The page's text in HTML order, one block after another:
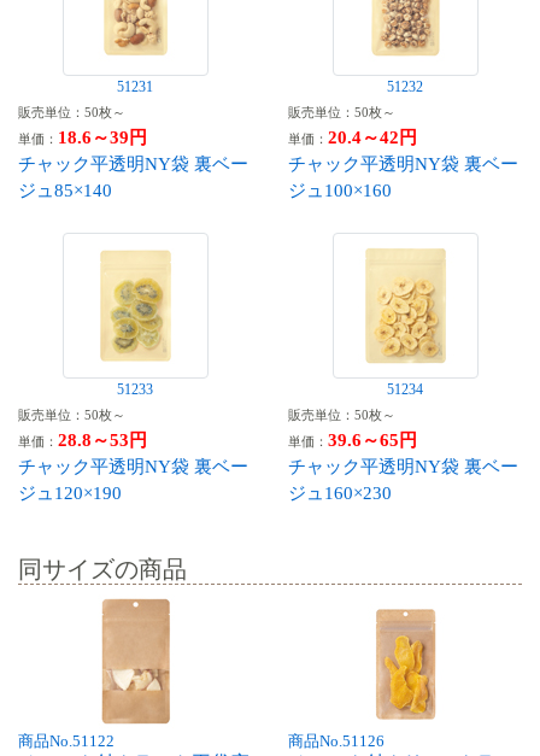
51231
販売単位：50枚～
単価： 18.6～39円
チャック平透明NY袋 裏ベー
ジュ85×140
51232
販売単位：50枚～
単価： 20.4～42円
チャック平透明NY袋 裏ベー
ジュ100×160
51233
販売単位：50枚～
単価： 28.8～53円
チャック平透明NY袋 裏ベー
ジュ120×190
51234
販売単位：50枚～
単価： 39.6～65円
チャック平透明NY袋 裏ベー
ジュ160×230
同サイズの商品
商品No.51122 商品No.51126